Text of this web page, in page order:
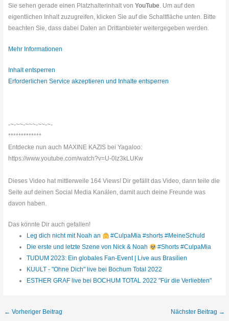
Sie sehen gerade einen Platzhalterinhalt vonYouTube. Um auf den
eigentlichen Inhalt zuzugreifen, klicken Sie auf die Schaltfläche unten. Bitte
beachten Sie, dass dabei Daten an Drittanbieter weitergegeben werden.
Mehr Informationen
Inhalt entsperren
Erforderlichen Service akzeptieren und Inhalte entsperren
-~-~~-~~~-~~-~-
*************
Entdecke nun auch MAXINE KAZIS bei Yagaloo:
https://www.youtube.com/watch?v=U-0Iz3kLUKw
Dieses Video hat mittlerweile 164 Views! Dir gefällt das Video, dann teile die
Seite auf deinen Social Media Kanälen, damit auch deine Freunde was
davon haben.
Das könnte Dir auch gefallen!
Leg dich nicht mit Noah an
#CulpaMia #shorts #MeineSchuld
Die erste und letzte Szene von Nick & Noah
#Shorts #CulpaMia
TUDUM 2023: Ein globales Fan-Event | Live aus Brasilien
KUULT - "Ohne Dich" live bei Bochum Total 2022
ESTHER GRAF live bei BOCHUM TOTAL 2022 "Für die Verliebten"
← Vorheriger Beitrag Nächster Beitrag →